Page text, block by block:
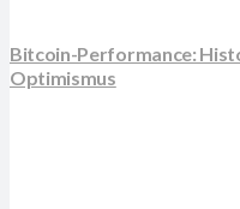
Bitcoin-Performance:
Optimismus